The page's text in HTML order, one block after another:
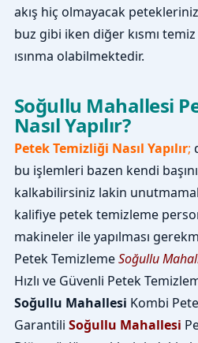
akış hiç olmayacak
buz gibi iken diğer kısmı
ısınma olabilmektedir.
Soğullu Mahallesi
Nasıl Yapılır?
Petek Temizliği Nasıl Yapılır;
bu işlemleri bazen kendi
kalkabilirsiniz lakin
kalifiye petek temizleme
makineler ile yapılması
Petek TemizlemeSoğullu
Hızlı ve Güvenli Petek
Soğullu Mahallesi Kombi
Garantili Soğullu Mahallesi